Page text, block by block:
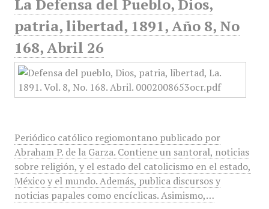
La Defensa del Pueblo, Dios,
patria, libertad, 1891, Año 8, No
168, Abril 26
Periódico católico regiomontano publicado por
Abraham P. de la Garza. Contiene un santoral, noticias
sobre religión, y el estado del catolicismo en el estado,
México y el mundo. Además, publica discursos y
noticias papales como encíclicas. Asimismo,…